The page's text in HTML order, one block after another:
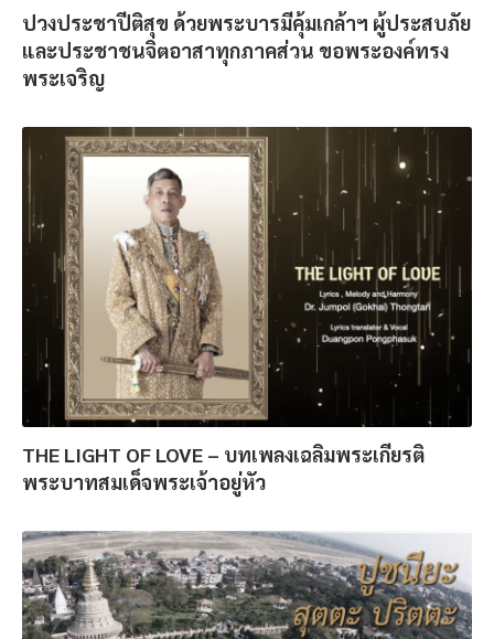
ปวงประชาปีติสุข ด้วยพระบารมีคุ้มเกล้าฯ ผู้ประสบภัย
และประชาชนจิตอาสาทุกภาคส่วน ขอพระองค์ทรง
พระเจริญ
THE LIGHT OF LOVE – บทเพลงเฉลิมพระเกียรติ
พระบาทสมเด็จพระเจ้าอยู่หัว